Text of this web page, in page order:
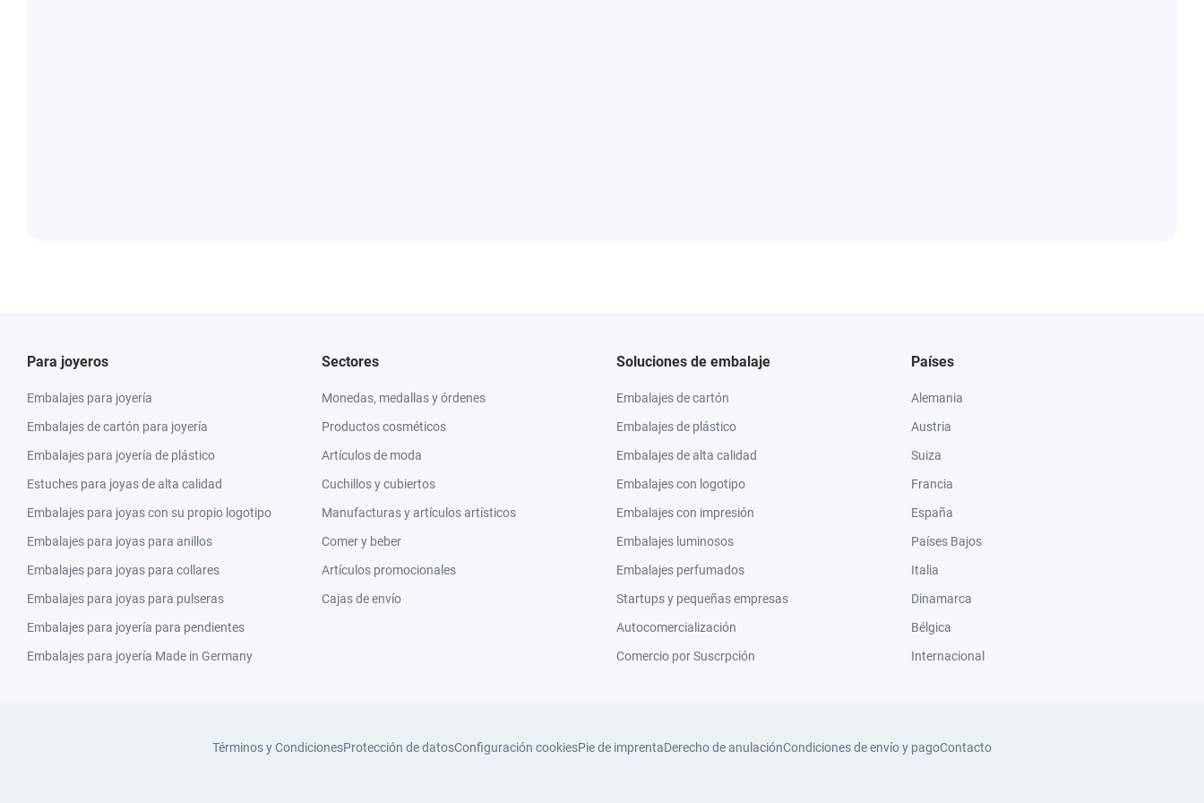
Para joyeros
Embalajes para joyería
Embalajes de cartón para joyería
Embalajes para joyería de plástico
Estuches para joyas de alta calidad
Embalajes para joyas con su propio logotipo
Embalajes para joyas para anillos
Embalajes para joyas para collares
Embalajes para joyas para pulseras
Embalajes para joyería para pendientes
Embalajes para joyería Made in Germany
Sectores
Monedas, medallas y órdenes
Productos cosméticos
Artículos de moda
Cuchillos y cubiertos
Manufacturas y artículos artísticos
Comer y beber
Artículos promocionales
Cajas de envío
Soluciones de embalaje
Embalajes de cartón
Embalajes de plástico
Embalajes de alta calidad
Embalajes con logotipo
Embalajes con impresión
Embalajes luminosos
Embalajes perfumados
Startups y pequeñas empresas
Autocomercialización
Comercio por Suscrpción
Países
Alemania
Austria
Suiza
Francia
España
Países Bajos
Italia
Dinamarca
Bélgica
Internacional
Términos y CondicionesProtección de datosConfiguración cookiesPie de imprentaDerecho de anulaciónCondiciones de envío y pagoContacto